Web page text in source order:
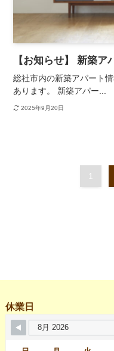
【お知らせ】 新築
総社市内の新築アパート
あります。 新築アパー...
2025年9月20日
1
休業日